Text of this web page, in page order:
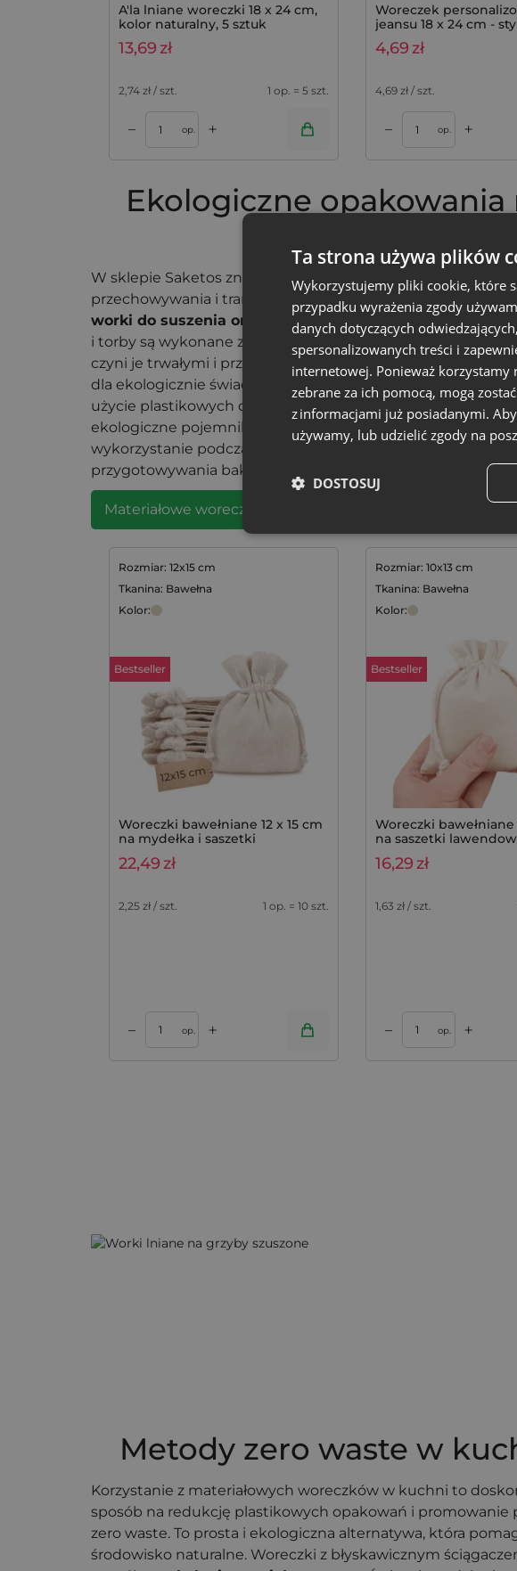
A'la lniane woreczki 18 x 24 cm,
kolor naturalny, 5 sztuk
13,69zł
2,74 zł / szt. 1 op. = 5 szt.
– op. +
Woreczek
jeansu 18 x 24 cm -
wytrzymałe
4,69zł
4,69 zł / szt.
– op. +
Dodaj do koszyka Dodaj do koszyka
Ekologiczne opakowania
W sklepie Saketos znajdziesz ekologiczne rozwiązania do
przechowywania i transportu bakalii. Woreczki sprawdzą się
worki do suszenia orzechów
. Nasze wielokrotnego
i torby są wykonane z materiałów, takich jak bawełna, juta
czyni je trwałymi i przyjaznymi dla środowiska. To
dla ekologicznie świadomych konsumentów, którzy chcą
użycie plastikowych opakowań i praktykować zero waste. Te
ekologiczne pojemniki kuchenne umożliwiają wielokrotne
wykorzystanie podczas zakupów, przechowywania i
przygotowywania bakalii.
Materiałowe woreczki na bakalie
Rozmiar: 12x15 cm
Tkanina: Bawełna
Kolor:
Bestseller
Woreczki bawełniane 12 x 15 cm
na mydełka i saszetki
lawendowe, komplet 10 szt.
22,49zł
2,25 zł / szt. 1 op. = 10 szt.
– op. +
Rozmiar: 10x13 cm
Tkanina: Bawełna
Kolor:
Bestseller
Woreczki bawełniane
na saszetki
komplet 10 szt.
16,29zł
1,63 zł / szt.
– op. +
Dodaj do koszyka Dodaj do koszyka
Metody zero waste w
Korzystanie z materiałowych woreczków w kuchni to
sposób na redukcję plastikowych opakowań i promowanie
zero waste. To prosta i ekologiczna alternatywa, która
środowisko naturalne. Woreczki z błyskawicznym
Ta strona używa plików
Wykorzystujemy pliki cookie, które
przypadku wyrażenia zgody
danych dotyczących
spersonalizowanych treści i
internetowej. Ponieważ
zebrane za ich pomocą, mogą
z informacjami już posiadanymi.
używamy, lub udzielić zgody na
DOSTOSUJ